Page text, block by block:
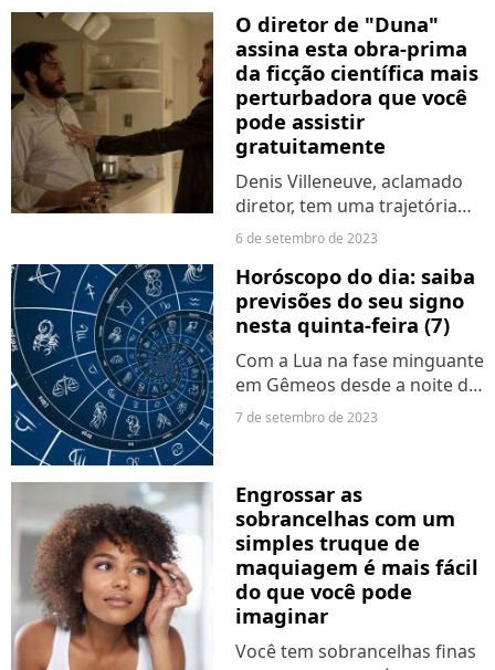
também deu o que falar
foram as performances dos
cantores, que já foram
rankeadas...
O diretor de "Duna"
assina esta obra-prima
da ficção científica mais
perturbadora que você
pode assistir
gratuitamente
Denis Villeneuve, aclamado
diretor, tem uma trajetória
cinematográfica
ficção científica. Desde seus
primeiros trabalhos até suas
aclamadas produções, ele...
6 de setembro de 2023
Horóscopo do dia: saiba
previsões do seu signo
nesta quinta-feira (7)
Com a Lua na fase minguante
em Gêmeos desde a noite de
quarta, estaremos em um
de análise estará em alta,
pois o Sol e Mercúrio em
Virgem...
7 de setembro de 2023
Engrossar as
sobrancelhas com um
simples truque de
maquiagem é mais fácil
do que você pode
imaginar
Você tem sobrancelhas finas